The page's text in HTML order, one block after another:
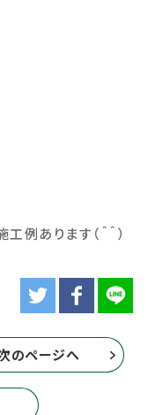
工例あります（＾＾）
のページへ